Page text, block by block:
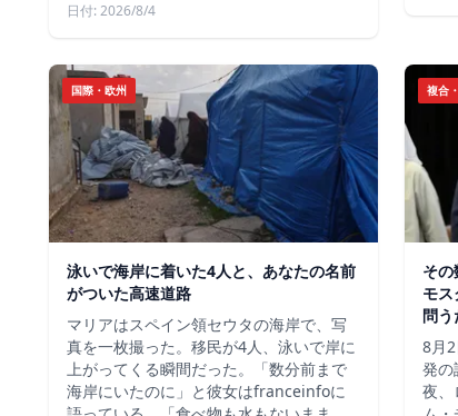
日付: 2026/8/4
国際・欧州
泳いで海岸に着いた4人と、あなたの名前
がついた高速道路
マリアはスペイン領セウタの海岸で、写
真を一枚撮った。移民が4人、泳いで岸に
上がってくる瞬間だった。「数分前まで
海岸にいたのに」と彼女はfranceinfoに
複合
そ
モ
問
8月
発の
夜、